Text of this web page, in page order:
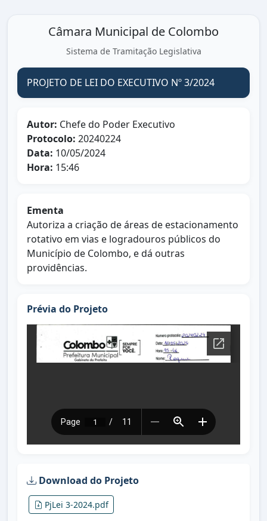
Câmara Municipal de Colombo
Sistema de Tramitação Legislativa
PROJETO DE LEI DO EXECUTIVO Nº 3/2024
Autor: Chefe do Poder Executivo
Protocolo: 20240224
Data: 10/05/2024
Hora: 15:46
Ementa
Autoriza a criação de áreas de estacionamento
rotativo em vias e logradouros públicos do
Município de Colombo, e dá outras
providências.
Prévia do Projeto
Download do Projeto
PjLei 3-2024.pdf